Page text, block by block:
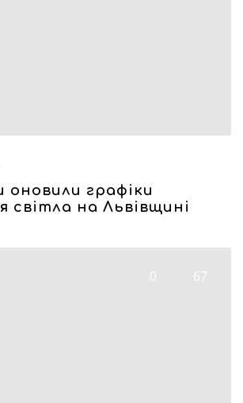
оновили графіки
світла на Львівщині
0 67